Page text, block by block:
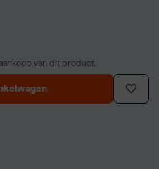
van dit product.